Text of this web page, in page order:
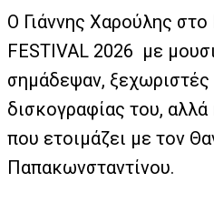
Ο Γιάννης Χαρούλης στο
FESTIVAL 2026 με
σημάδεψαν, ξεχωριστές
δισκογραφίας του, αλλά
που ετοιμάζει με τον
Παπακωνσταντίνου.